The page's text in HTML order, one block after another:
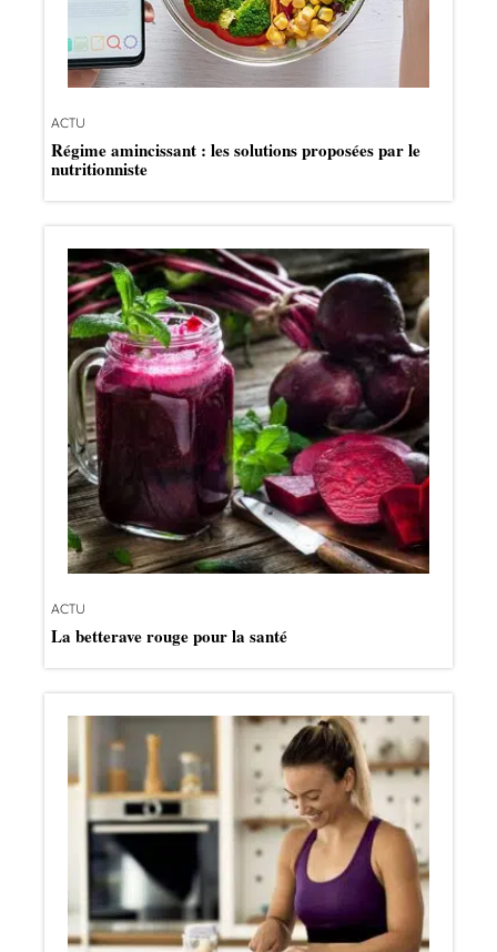
ACTU
Régime amincissant : les solutions proposées par le
nutritionniste
ACTU
La betterave rouge pour la santé